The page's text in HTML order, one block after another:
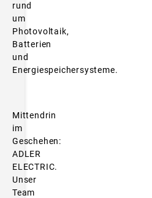
rund
um
Photovoltaik,
Batterien
und
Energiespeichersysteme.
Mittendrin
im
Geschehen:
ADLER
ELECTRIC.
Unser
Team